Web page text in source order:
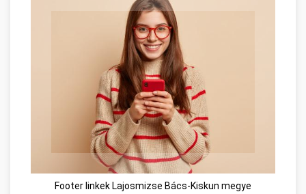
Footer linkek Lajosmizse Bács-Kiskun megye